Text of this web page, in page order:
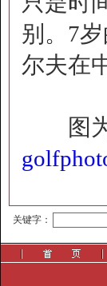
别。7
尔夫在
图为
关键字：